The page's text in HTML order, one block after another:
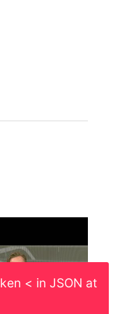
αλήθεια. Και
γεωγραφική
Και αφού
< in JSON at